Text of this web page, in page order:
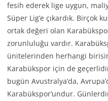
fesih ederek lige uygun,
Süper Lig’e çıkardık. Birçok
ortak değeri olan
zorunluluğu vardır.
ünitelerinden herhangi
Karabükspor için de
bugün Avustralya’da,
Karabükspor’undur.